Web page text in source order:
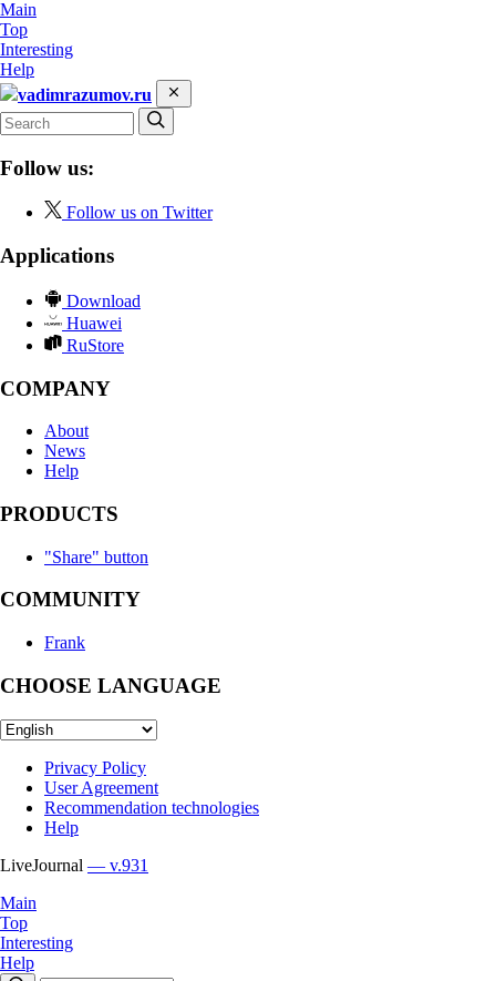
Main
Top
Interesting
Help
vadimrazumov.ru
Follow us:
Follow us on Twitter
Applications
Download
Huawei
RuStore
COMPANY
About
News
Help
PRODUCTS
"Share" button
COMMUNITY
Frank
CHOOSE LANGUAGE
Privacy Policy
User Agreement
Recommendation technologies
Help
LiveJournal — v.931
Main
Top
Interesting
Help